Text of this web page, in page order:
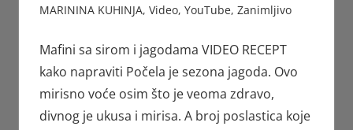
MARININA KUHINJA, Video, YouTube, Zanimljivo
Mafini sa sirom i jagodama VIDEO RECEPT
kako napraviti Počela je sezona jagoda. Ovo
mirisno voće osim što je veoma zdravo,
divnog je ukusa i mirisa. A broj poslastica koje